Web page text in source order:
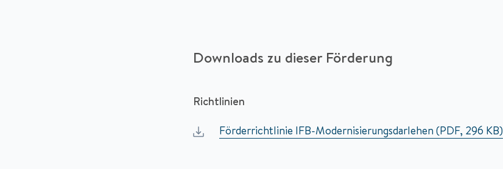
Downloads zu dieser Förderung
Richtlinien
Förderrichtlinie IFB-Modernisierungsdarlehen (PDF, 296 KB)